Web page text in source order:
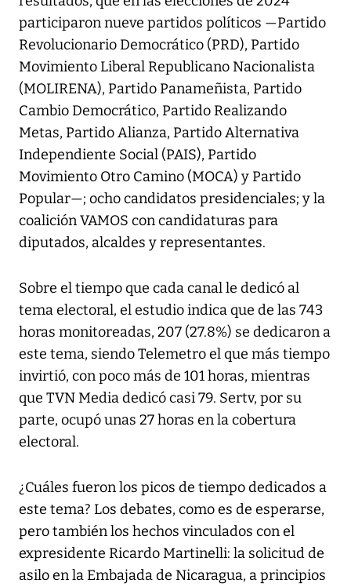
participaron nueve partidos políticos —Partido
Revolucionario Democrático (PRD), Partido
Movimiento Liberal Republicano Nacionalista
(MOLIRENA), Partido Panameñista, Partido
Cambio Democrático, Partido Realizando
Metas, Partido Alianza, Partido Alternativa
Independiente Social (PAIS), Partido
Movimiento Otro Camino (MOCA) y Partido
Popular—; ocho candidatos presidenciales; y la
coalición VAMOS con candidaturas para
diputados, alcaldes y representantes.
Sobre el tiempo que cada canal le dedicó al
tema electoral, el estudio indica que de las 743
horas monitoreadas, 207 (27.8%) se dedicaron a
este tema, siendo Telemetro el que más tiempo
invirtió, con poco más de 101 horas, mientras
que TVN Media dedicó casi 79. Sertv, por su
parte, ocupó unas 27 horas en la cobertura
electoral.
¿Cuáles fueron los picos de tiempo dedicados a
este tema? Los debates, como es de esperarse,
pero también los hechos vinculados con el
expresidente Ricardo Martinelli: la solicitud de
asilo en la Embajada de Nicaragua, a principios